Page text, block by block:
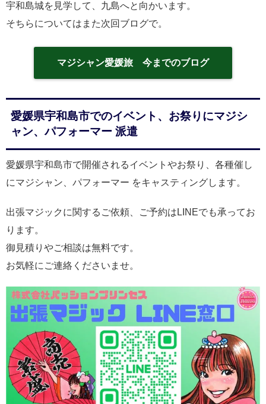
宇和島城を見学して、九島へと向かいます。
そちらについてはまた次回ブログで。
マジシャン愛媛旅 今までのブログ
愛媛県宇和島市でのイベント、お祭りにマジシ
ャン、パフォーマー 派遣
愛媛県宇和島市で開催されるイベントやお祭り、各種催し
にマジシャン、パフォーマー をキャスティングします。
出張マジックに関するご依頼、ご予約はLINEでも承ってお
ります。
御見積りやご相談は無料です。
お気軽にご連絡くださいませ。